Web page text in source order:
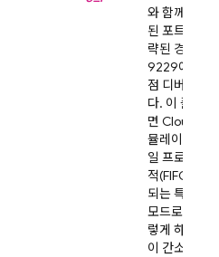
와 함께 사용
된 포트 또는
략된 경우 기
9229에서 함
점 디버깅을
다. 이 플래
면 Cloud
뮬레이터는
일 프로세스
적(FIFO) 순
되는 특수 직
모드로 전환
렇게 하면 함
이 간소화되